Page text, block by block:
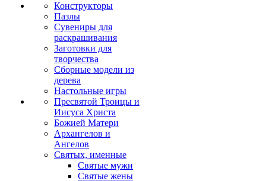
Конструкторы
Пазлы
Сувениры для
раскрашивания
Заготовки для
творчества
Сборные модели из
дерева
Настольные игры
Пресвятой Троицы и
Иисуса Христа
Божией Матери
Архангелов и
Ангелов
Святых, именные
Святые мужи
Святые жены